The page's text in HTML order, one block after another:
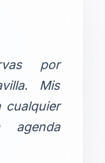
por
Mis
cualquier